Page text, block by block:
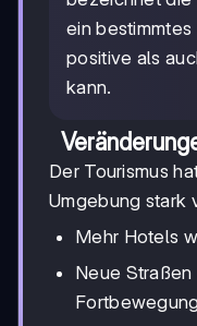
ein
positive als
kann.
Der Tourismus
Umgebung stark
Mehr Hotels
Neue